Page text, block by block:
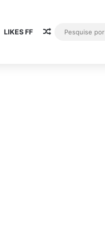
LIKES FF Artigo aleatório